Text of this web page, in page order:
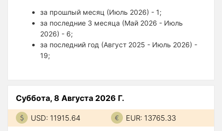
за прошлый месяц (Июль 2026) - 1;
за последние 3 месяца (Май 2026 - Июль
2026) - 6;
за последний год (Август 2025 - Июль 2026) -
19;
Суббота, 8 Августа 2026 Г.
USD: 11915.64 EUR: 13765.33